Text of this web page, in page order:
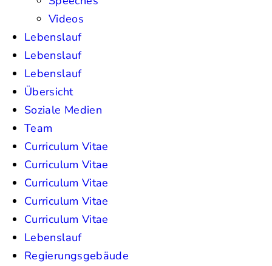
Videos
Lebenslauf
Lebenslauf
Lebenslauf
Übersicht
Soziale Medien
Team
Curriculum Vitae
Curriculum Vitae
Curriculum Vitae
Curriculum Vitae
Curriculum Vitae
Lebenslauf
Regierungsgebäude